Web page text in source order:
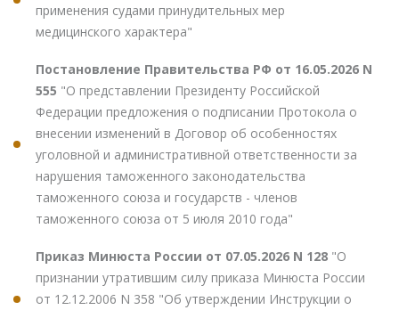
применения судами принудительных мер
медицинского характера"
Постановление Правительства РФ от 16.05.2026 N
555 "О представлении Президенту Российской
Федерации предложения о подписании Протокола о
внесении изменений в Договор об особенностях
уголовной и административной ответственности за
нарушения таможенного законодательства
таможенного союза и государств - членов
таможенного союза от 5 июля 2010 года"
Приказ Минюста России от 07.05.2026 N 128 "О
признании утратившим силу приказа Минюста России
от 12.12.2006 N 358 "Об утверждении Инструкции о